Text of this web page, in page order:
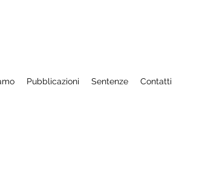
Pubblicazioni Sentenze Contatti